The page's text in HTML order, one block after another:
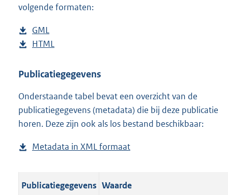
volgende formaten:
D
o
n
o
a
d
u
l
GML
e
t
n
d
s
r
o
D
w
l
o
a
p
b
HTML
s
a
n
d
g
o
Publicatiegegevens
Onderstaande tabel bevat een overzicht van de
publicatiegegevens (metadata) die bij deze publicatie
horen. Deze zijn ook als los bestand beschikbaar:
Metadata in XML formaat
t
Publicatiegegevens Waarde